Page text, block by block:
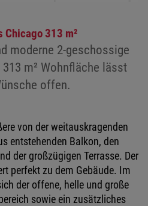
Chicago 313 m²
moderne 2-geschossige
m² Wohnfläche lässt
offen.
von der weitauskragenden
entstehenden Balkon, den
der großzügigen Terrasse. Der
perfekt zu dem Gebäude. Im
der offene, helle und große
sowie ein zusätzliches